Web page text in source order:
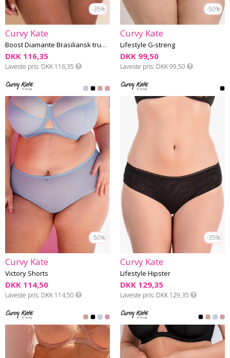
-35%
Curvy Kate
Boost Diamante Brasiliansk trusse
DKK 116,35
Laveste pris DKK 116,35
-50%
Curvy Kate
Lifestyle G-streng
DKK 99,50
Laveste pris DKK 99,50
-50%
Curvy Kate
Victory Shorts
DKK 114,50
Laveste pris DKK 114,50
-35%
Curvy Kate
Lifestyle Hipster
DKK 129,35
Laveste pris DKK 129,35